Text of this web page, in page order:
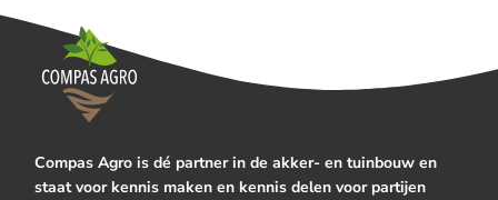
Compas Agro is dé partner in de akker- en tuinbouw en
staat voor kennis maken en kennis delen voor partijen